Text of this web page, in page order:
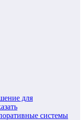
для
системы